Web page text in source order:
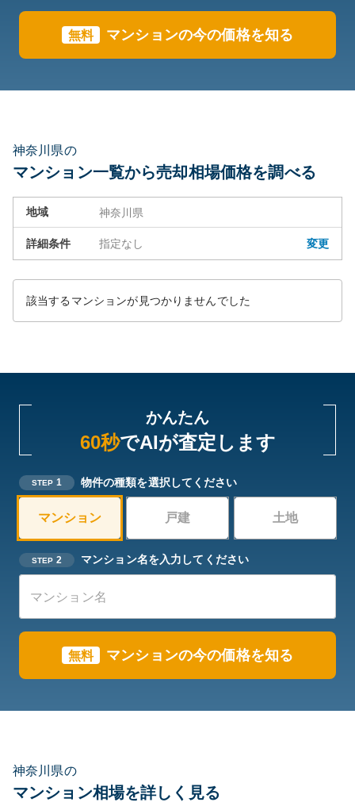
無料 マンションの今の価格を知る
神奈川県の
マンション一覧から売却相場価格を調べる
地域 神奈川県
詳細条件 指定なし 変更
該当するマンションが見つかりませんでした
かんたん
60秒でAIが査定します
STEP 1 物件の種類を選択してください
マンション 戸建 土地
STEP 2 マンション名を入力してください
無料 マンションの今の価格を知る
神奈川県の
マンション相場を詳しく見る